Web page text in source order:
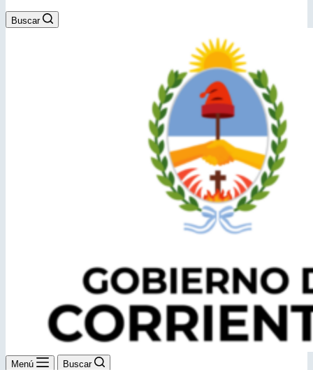
Buscar
Menú Buscar